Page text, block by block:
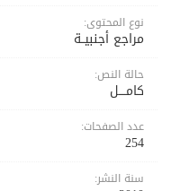
نوع المحتوى:
مراجع أجنبيــة
حالة النص:
كامــــل
عدد الصفحات:
254
سنة النشر: